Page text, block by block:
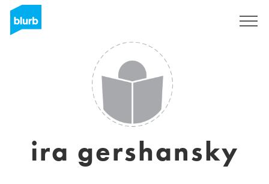
ira gershansky